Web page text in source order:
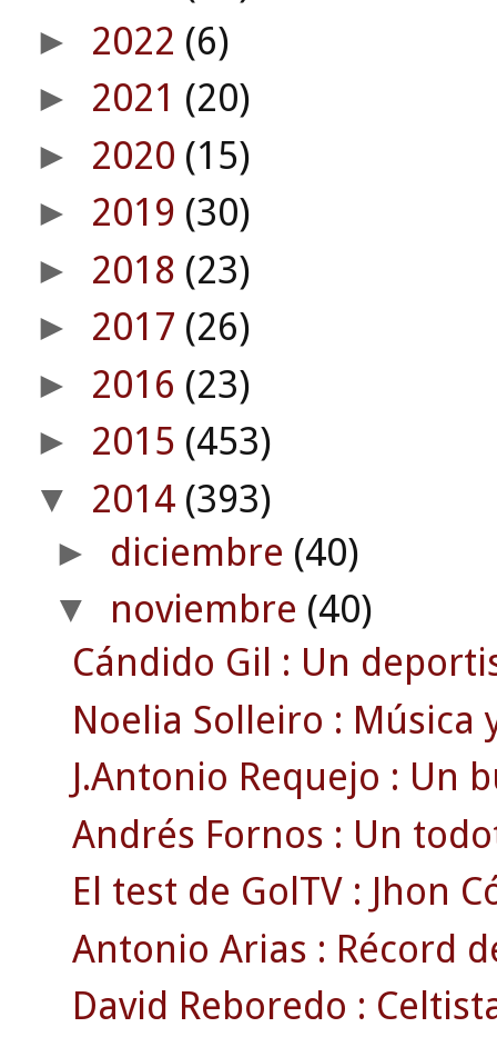
► 2022 (6)
► 2021 (20)
► 2020 (15)
► 2019 (30)
► 2018 (23)
► 2017 (26)
► 2016 (23)
► 2015 (453)
▼ 2014 (393)
► diciembre (40)
▼ noviembre (40)
Cándido Gil : Un
Noelia Solleiro : Música
J.Antonio Requejo : Un
Andrés Fornos : Un
El test de GolTV : Jhon
Antonio Arias : Récord
David Reboredo :